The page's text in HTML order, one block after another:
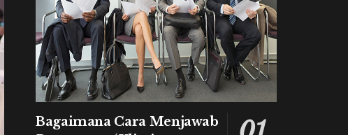
Bagaimana Cara Menjawab